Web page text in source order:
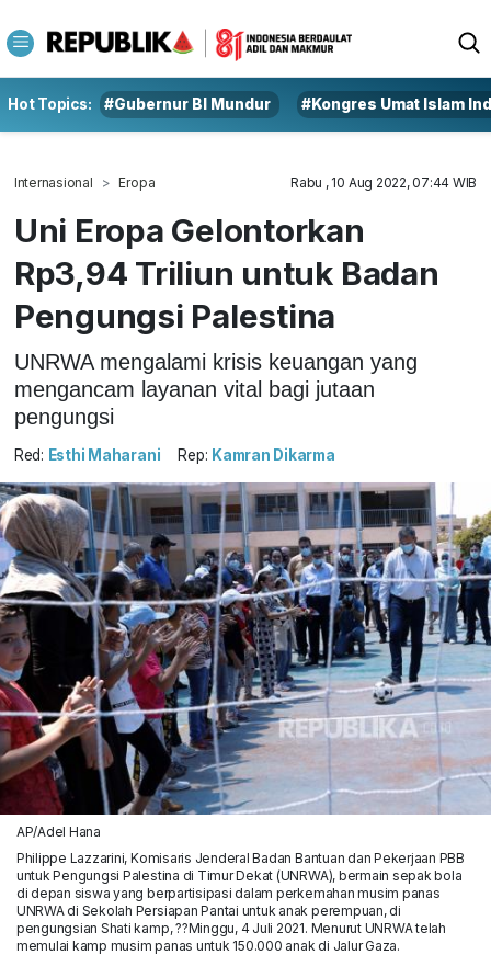
Hot Topics: #Gubernur BI Mundur #Kongres Umat Islam
Internasional Eropa Rabu , 10 Aug 2022, 07:44 WIB
Uni Eropa Gelontorkan
Rp3,94 Triliun untuk Badan
Pengungsi Palestina
UNRWA mengalami krisis keuangan yang
mengancam layanan vital bagi jutaan
pengungsi
Red: Esthi Maharani Rep: Kamran Dikarma
AP/Adel Hana
Philippe Lazzarini, Komisaris Jenderal Badan Bantuan dan Pekerjaan PBB
untuk Pengungsi Palestina di Timur Dekat (UNRWA), bermain sepak bola
di depan siswa yang berpartisipasi dalam perkemahan musim panas
UNRWA di Sekolah Persiapan Pantai untuk anak perempuan, di
pengungsian Shati kamp, ??Minggu, 4 Juli 2021. Menurut UNRWA telah
memulai kamp musim panas untuk 150.000 anak di Jalur Gaza.